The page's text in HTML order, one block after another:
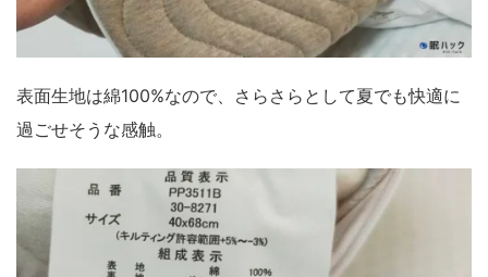
表面生地は綿100%なので、さらさらとして夏でも快適に
過ごせそうな感触。